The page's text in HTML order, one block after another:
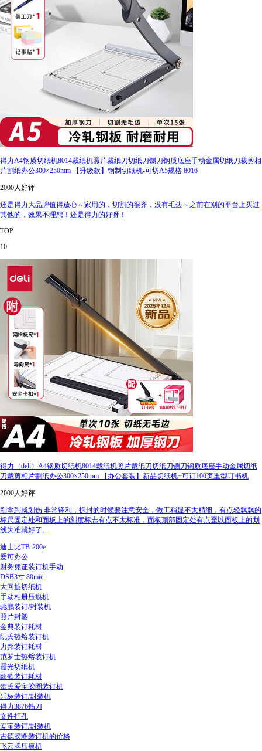
得力A4钢质切纸机8014裁纸机照片裁纸刀切纸刀铡刀钢质底座手动金属切纸刀裁剪相
片割纸办公300×250mm 【升级款】钢制切纸机-可切A5规格 8016
2000人好评
还是得力大品牌值得放心～家用的，切割的很齐，没有毛边～之前在别的平台上买过
其他的，效果不理想！还是得力的好呀！
TOP
10
得力（deli）A4钢质切纸机8014裁纸机照片裁纸刀切纸刀铡刀钢质底座手动金属切纸
刀裁剪相片割纸办公300×250mm 【办公套装】新品切纸机+可订100页重型订书机
2000人好评
刚拿到就划伤 非常锋利，拆封的时候要注意安全，做工稍显不太精细，有点轻飘飘的
标尺固定处和面板上的刻度标志有点不太标准，面板顶部固定处有点歪以面板上的划
线为准就好了。
迪士比TB-200e
爱可办公
财务凭证装订机手动
DSB3寸 80mic
大回旋切纸机
手动相册压痕机
驰鹏装订/封装机
照片封塑
金典装订耗材
阮氏热熔装订机
力邦装订耗材
范罗士热熔装订机
霞光切纸机
欧歌装订耗材
贺氏爱宝胶圈装订机
乐标装订/封装机
得力3876钻刀
文件打孔
爱宝装订/封装机
古德胶圈装订机的价格
飞云牌压痕机